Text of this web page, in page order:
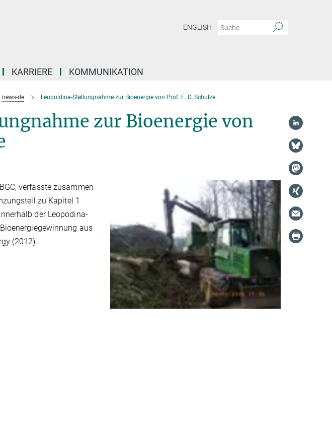
ENGLISH
KARRIERE KOMMUNIKATION
news-de Leopoldina-Stellungnahme zur Bioenergie von Prof. E. D. Schulze
zur Bioenergie von
verfasste zusammen
zu Kapitel 1
der Leopodina-
aus
(2012).